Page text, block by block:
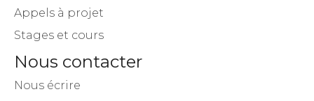
Appels à projet
Stages et cours
Nous contacter
Nous écrire